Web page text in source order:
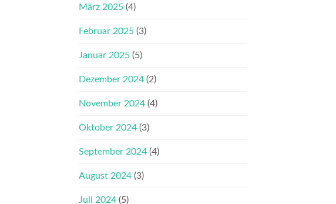
März 2025 (4)
Februar 2025 (3)
Januar 2025 (5)
Dezember 2024 (2)
November 2024 (4)
Oktober 2024 (3)
September 2024 (4)
August 2024 (3)
Juli 2024 (5)